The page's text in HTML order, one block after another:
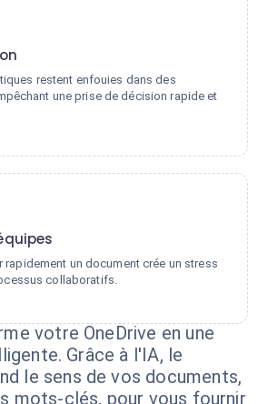
restent enfouies dans des
une prise de décision rapide et
rapidement un document crée un stress
collaboratifs.
votre OneDrive en une
Grâce à l'IA, le
le sens de vos documents,
mots-clés, pour vous fournir